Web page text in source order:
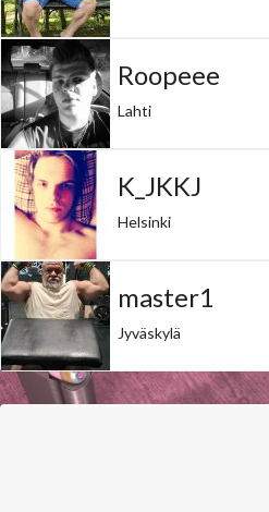
Roopeee
Lahti
K_JKKJ
Helsinki
master1
Jyväskylä